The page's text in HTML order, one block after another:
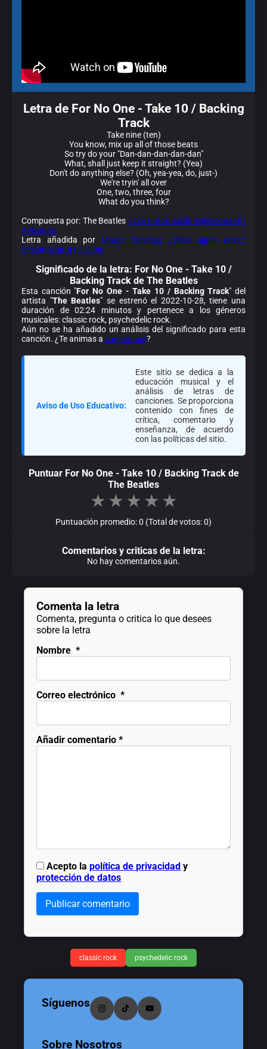
Letra de For No One - Take 10 / Backing
Track
Take nine (ten)
You know, mix up all of those beats
So try do your "Dan-dan-dan-dan-dan"
What, shall just keep it straight? (Yea)
Don't do anything else? (Oh, yea-yea, do, just-)
We're tryin' all over
One, two, three, four
What do you think?
Compuesta por: The Beatles ¿Los datos están equivocados?
Avísanos.
Letra añadida por Mateo Sanchez
¿Viste algún error?
Envíanos una revisión.
Significado de la letra: For No One - Take 10 /
Backing Track de The Beatles
Esta canción "For No One - Take 10 / Backing Track" del
artista "The Beatles" se estrenó el 2022-10-28, tiene una
duración de 02:24 minutos y pertenece a los géneros
musicales: classic rock, psychedelic rock.
Aún no se ha añadido un análisis del significado para esta
canción. ¿Te animas a sugerir uno?
Aviso de Uso Educativo:
Este sitio se dedica a la
educación musical y el
análisis de letras de
canciones. Se proporciona
contenido con fines de
crítica, comentario y
enseñanza, de acuerdo
con las políticas del sitio.
Puntuar For No One - Take 10 / Backing Track de
The Beatles
★ ★ ★ ★ ★
Puntuación promedio: 0 (Total de votos: 0)
Comentarios y criticas de la letra:
No hay comentarios aún.
Comenta la letra
Comenta, pregunta o critica lo que desees
sobre la letra
Nombre *
Correo electrónico *
Añadir comentario *
Acepto lapolítica de privacidad y
protección de datos
Publicar comentario
classic rock psychedelic rock
Síguenos
Sobre Nosotros